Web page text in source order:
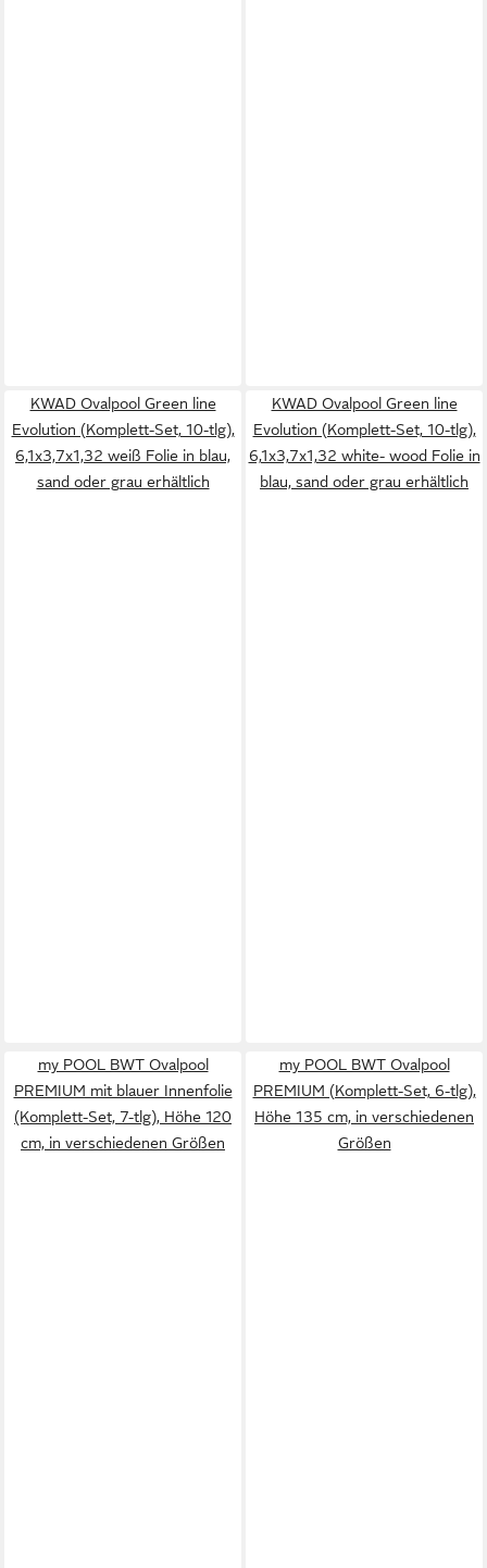
KWAD Ovalpool Green line
Evolution (Komplett-Set, 10-tlg),
6,1x3,7x1,32 weiß Folie in blau,
sand oder grau erhältlich
KWAD Ovalpool Green line
Evolution (Komplett-Set, 10-tlg),
6,1x3,7x1,32 white- wood Folie in
blau, sand oder grau erhältlich
my POOL BWT Ovalpool
PREMIUM mit blauer Innenfolie
(Komplett-Set, 7-tlg), Höhe 120
cm, in verschiedenen Größen
my POOL BWT Ovalpool
PREMIUM (Komplett-Set, 6-tlg),
Höhe 135 cm, in verschiedenen
Größen